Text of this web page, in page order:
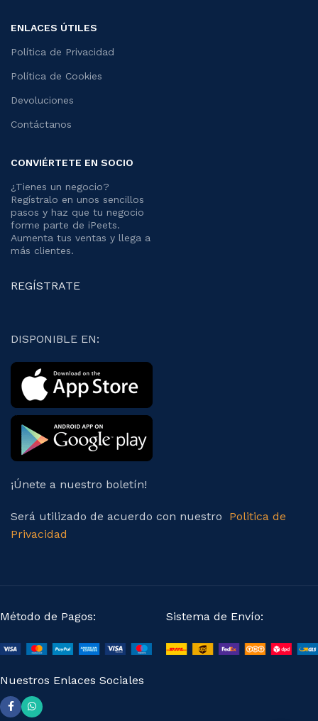
ENLACES ÚTILES
Política de Privacidad
Política de Cookies
Devoluciones
Contáctanos
CONVIÉRTETE EN SOCIO
¿Tienes un negocio?
Regístralo en unos sencillos
pasos y haz que tu negocio
forme parte de iPeets.
Aumenta tus ventas y llega a
más clientes.
REGÍSTRATE
DISPONIBLE EN:
¡Únete a nuestro boletín!
Será utilizado de acuerdo con nuestro Politica de
Privacidad
Método de Pagos: Sistema de Envío:
Nuestros Enlaces Sociales